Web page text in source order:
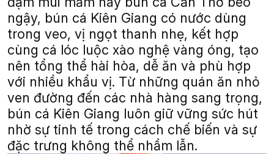
ngậy, bún cá Kiên Giang có nước dùng
trong veo, vị ngọt thanh nhẹ, kết hợp
cùng cá lóc luộc xào nghệ vàng óng, tạo
nên tổng thể hài hòa, dễ ăn và phù hợp
với nhiều khẩu vị. Từ những quán ăn nhỏ
ven đường đến các nhà hàng sang trọng,
bún cá Kiên Giang luôn giữ vững sức hút
nhờ sự tinh tế trong cách chế biến và sự
đặc trưng không thể nhầm lẫn.